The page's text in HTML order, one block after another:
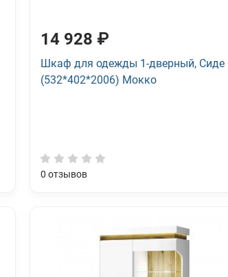
14 928 ₽
Шкаф для одежды 1-дверный, Сиде
(532*402*2006) Мокко
0 отзывов